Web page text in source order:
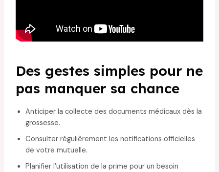
Des gestes simples pour ne
pas manquer sa chance
Anticiper la collecte des documents médicaux dès la
grossesse.
Consulter régulièrement les notifications officielles
de votre mutuelle.
Planifier l’utilisation de la prime pour un besoin